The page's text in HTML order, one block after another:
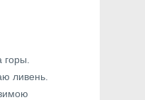
горы.
ливень.